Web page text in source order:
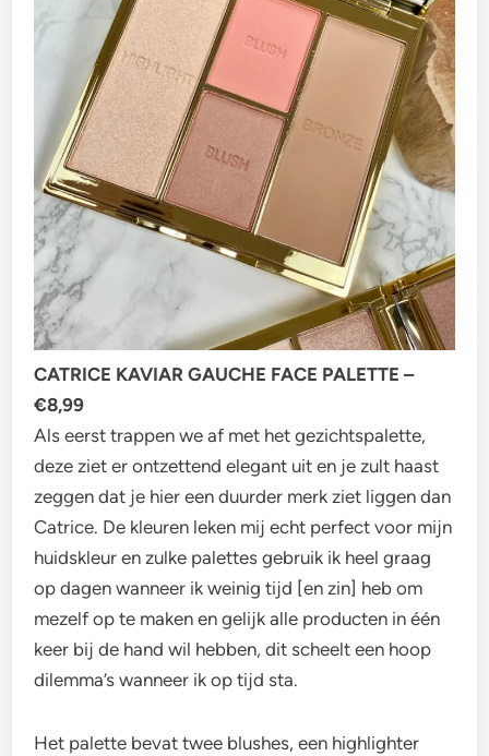
CATRICE KAVIAR GAUCHE FACE PALETTE –
€8,99
Als eerst trappen we af met het gezichtspalette,
deze ziet er ontzettend elegant uit en je zult haast
zeggen dat je hier een duurder merk ziet liggen dan
Catrice. De kleuren leken mij echt perfect voor mijn
huidskleur en zulke palettes gebruik ik heel graag
op dagen wanneer ik weinig tijd [en zin] heb om
mezelf op te maken en gelijk alle producten in één
keer bij de hand wil hebben, dit scheelt een hoop
dilemma’s wanneer ik op tijd sta.
Het palette bevat twee blushes, een highlighter